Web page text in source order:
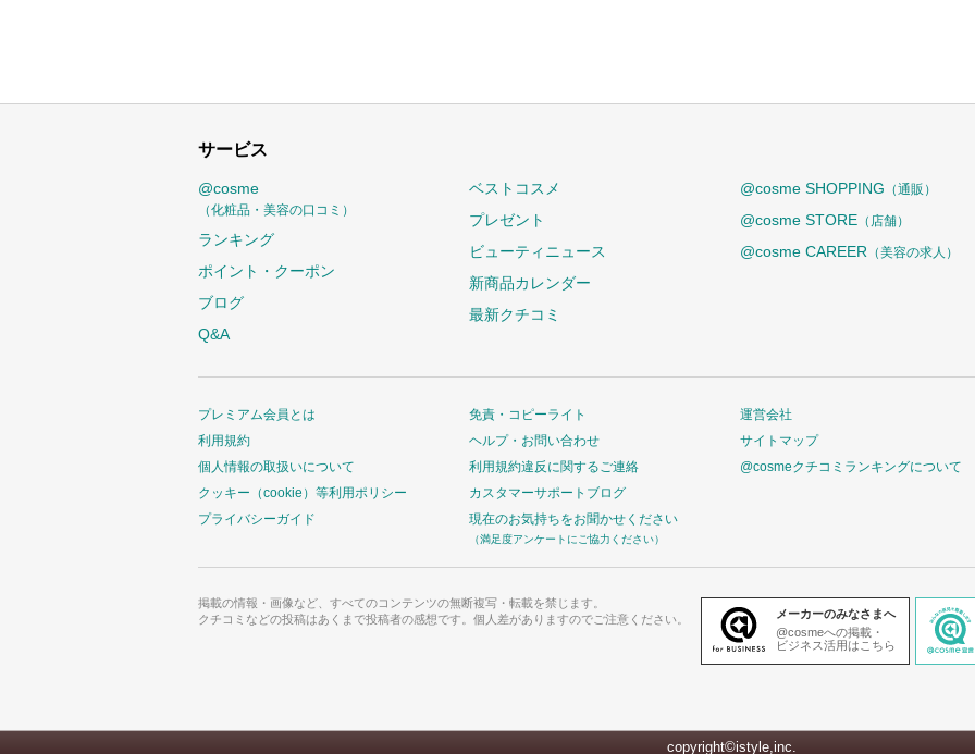
サービス
@cosme
（化粧品・美容の口コミ）
ランキング
ポイント・クーポン
ブログ
Q&A
ベストコスメ
プレゼント
ビューティニュース
新商品カレンダー
最新クチコミ
@cosme SHOPPING （通販）
@cosme STORE （店舗）
@cosme CAREER （美容の求人）
プレミアム会員とは
利用規約
個人情報の取扱いについて
クッキー（cookie）等利用ポリシー
プライバシーガイド
免責・コピーライト
ヘルプ・お問い合わせ
利用規約違反に関するご連絡
カスタマーサポートブログ
現在のお気持ちをお聞かせください
（満足度アンケートにご協力ください）
運営会社
サイトマップ
@cosmeクチコミランキングについて
掲載の情報・画像など、すべてのコンテンツの無断複写・転載を禁じます。
クチコミなどの投稿はあくまで投稿者の感想です。個人差がありますのでご注意ください。
メーカーのみなさまへ
@cosmeへの掲載・
ビジネス活用はこちら
copyright©istyle,inc.